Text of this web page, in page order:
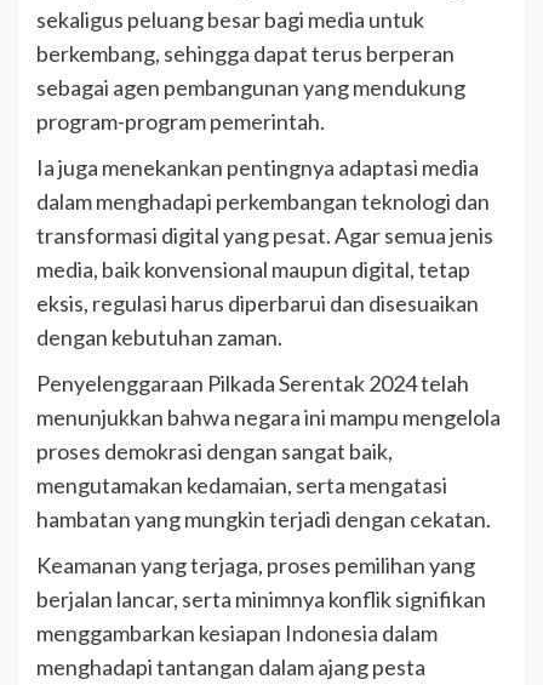
sekaligus peluang besar bagi media untuk
berkembang, sehingga dapat terus berperan
sebagai agen pembangunan yang mendukung
program-program pemerintah.
Ia juga menekankan pentingnya adaptasi media
dalam menghadapi perkembangan teknologi dan
transformasi digital yang pesat. Agar semua jenis
media, baik konvensional maupun digital, tetap
eksis, regulasi harus diperbarui dan disesuaikan
dengan kebutuhan zaman.
Penyelenggaraan Pilkada Serentak 2024 telah
menunjukkan bahwa negara ini mampu mengelola
proses demokrasi dengan sangat baik,
mengutamakan kedamaian, serta mengatasi
hambatan yang mungkin terjadi dengan cekatan.
Keamanan yang terjaga, proses pemilihan yang
berjalan lancar, serta minimnya konflik signifikan
menggambarkan kesiapan Indonesia dalam
menghadapi tantangan dalam ajang pesta